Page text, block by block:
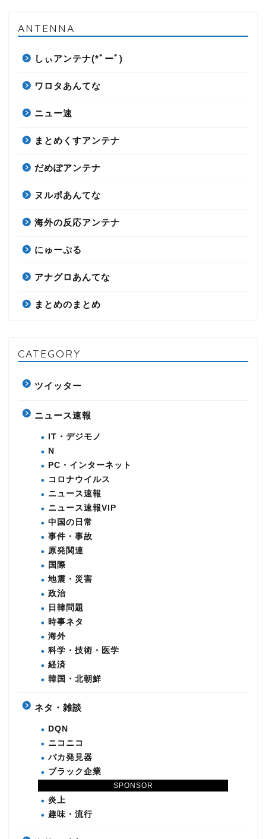
SPONSOR
ANTENNA
しぃアンテナ(*ﾟーﾟ)
ワロタあんてな
ニュー速
まとめくすアンテナ
だめぽアンテナ
ヌルポあんてな
海外の反応アンテナ
にゅーぷる
アナグロあんてな
まとめのまとめ
CATEGORY
ツイッター
ニュース速報
IT・デジモノ
N
PC・インターネット
コロナウイルス
ニュース速報
ニュース速報VIP
中国の日常
事件・事故
原発関連
国際
地震・災害
政治
日韓問題
時事ネタ
海外
科学・技術・医学
経済
韓国・北朝鮮
ネタ・雑談
DQN
ニコニコ
バカ発見器
ブラック企業
炎上
趣味・流行